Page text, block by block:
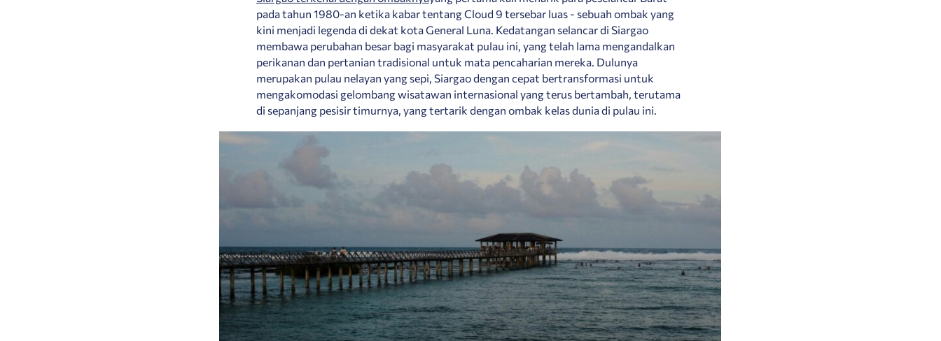
pada tahun 1980-an ketika kabar tentang Cloud 9 tersebar luas - sebuah ombak yang
kini menjadi legenda di dekat kota General Luna. Kedatangan selancar di Siargao
membawa perubahan besar bagi masyarakat pulau ini, yang telah lama mengandalkan
perikanan dan pertanian tradisional untuk mata pencaharian mereka. Dulunya
merupakan pulau nelayan yang sepi, Siargao dengan cepat bertransformasi untuk
mengakomodasi gelombang wisatawan internasional yang terus bertambah, terutama
di sepanjang pesisir timurnya, yang tertarik dengan ombak kelas dunia di pulau ini.